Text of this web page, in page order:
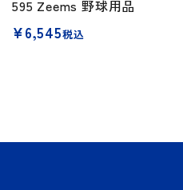
595 Zeems 野球用品
¥6,545税込